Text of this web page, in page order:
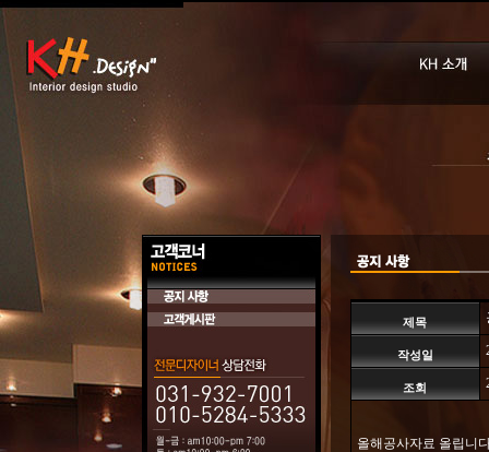
제목
작성일
조회
올해공사자료 올립니